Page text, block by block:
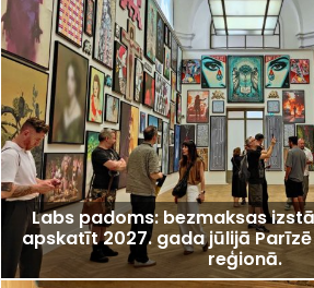
Labs padoms: bezmaksas
apskatīt 2027. gada jūlijā
reģionā.